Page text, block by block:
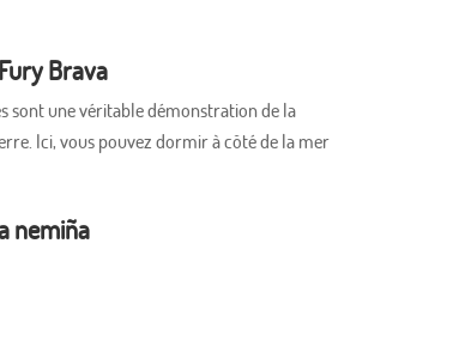
Brava
sont une véritable démonstration de la
Ici, vous pouvez dormir à côté de la mer
nemiña